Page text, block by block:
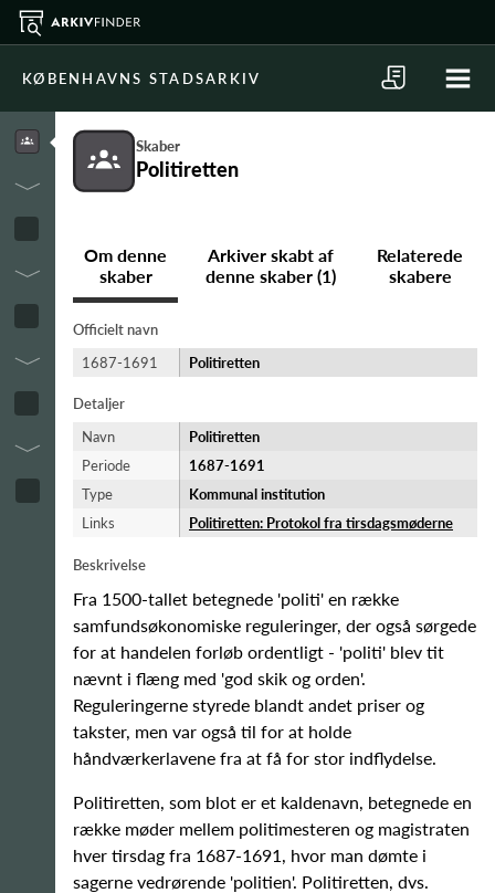
KØBENHAVNS STADSARKIV
Skaber
Politiretten
Om denne
skaber
Arkiver skabt af
denne skaber (1)
Relaterede
skabere
Officielt navn
1687-1691
Politiretten
Detaljer
Navn
Politiretten
Periode
1687-​1691
Type
Kommunal institution
Links
Politiretten: Protokol fra tirsdagsmøderne
Beskrivelse
Fra 1500-tallet betegnede 'politi' en række
samfundsøkonomiske reguleringer, der også sørgede
for at handelen forløb ordentligt - 'politi' blev tit
nævnt i flæng med 'god skik og orden'.
Reguleringerne styrede blandt andet priser og
takster, men var også til for at holde
håndværkerlavene fra at få for stor indflydelse.
Politiretten, som blot er et kaldenavn, betegnede en
række møder mellem politimesteren og magistraten
hver tirsdag fra 1687-1691, hvor man dømte i
sagerne vedrørende 'politien'. Politiretten, dvs.